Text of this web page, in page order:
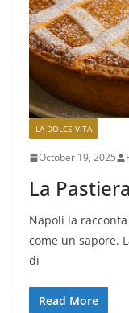
LA DOLCE VITA
October 19, 2025
La
Napoli la
come un sapore.
di
Read More